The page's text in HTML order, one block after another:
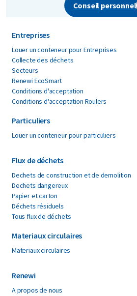
Conseil personnel
Entreprises
Louer un conteneur pour Entreprises
Collecte des déchets
Secteurs
Renewi EcoSmart
Conditions d'acceptation
Conditions d'acceptation Roulers
Particuliers
Louer un conteneur pour particuliers
Flux de déchets
Dechets de construction et de demolition
Dechets dangereux
Papier et carton
Déchets résiduels
Tous flux de déchets
Materiaux circulaires
Materiaux circulaires
Renewi
A propos de nous